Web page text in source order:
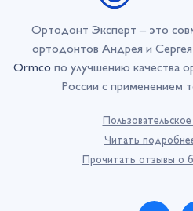
Ортодонт Эксперт – это
ортодонтов Андрея и
Ormco по улучшению качества
России с применением
Читать
Прочитать отзывы о